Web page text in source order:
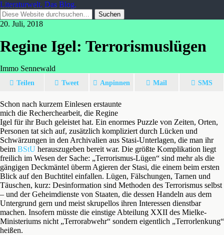
Literaturwelt. Das Blog.
20. Juli, 2018
Regine Igel: Terrorismuslügen
Immo Sennewald
Teilen Tweet Anpinnen Mail SMS
Schon nach kurzem Einlesen erstaunte
mich die Recherchearbeit, die Regine
Igel für ihr Buch geleistet hat. Ein enormes Puzzle von Zeiten, Orten,
Personen tat sich auf, zusätzlich kompliziert durch Lücken und
Schwärzungen in den Archivalien aus Stasi-Unterlagen, die man ihr
beim BStU herauszugeben bereit war. Die größte Komplikation liegt
freilich im Wesen der Sache: „Terrorismus-Lügen“ sind mehr als die
gängigen Deckmäntel überm Agieren der Stasi, die einem beim ersten
Blick auf den Buchtitel einfallen. Lügen, Fälschungen, Tarnen und
Täuschen, kurz: Desinformation sind Methoden des Terrorismus selbst
– und der Geheimdienste von Staaten, die dessen Handeln aus dem
Untergrund gern und meist skrupellos ihren Interessen dienstbar
machen. Insofern müsste die einstige Abteilung XXII des Mielke-
Ministeriums nicht „Terrorabwehr“ sondern eigentlich „Terrorlenkung“
heißen.